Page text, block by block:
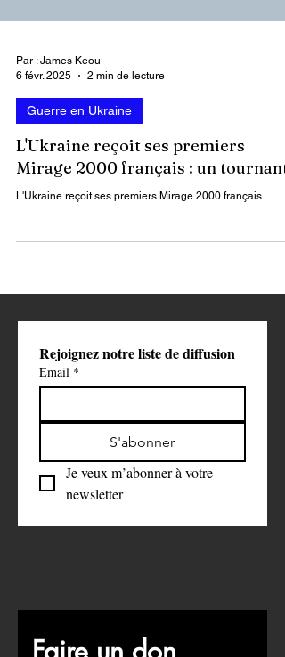
Par : James Keou
6 févr. 2025
2 min de lecture
Guerre en Ukraine
L'Ukraine reçoit ses premiers
Mirage 2000 français : un tournant
Rejoignez notre liste de diffusion
S'abonner
newsletter